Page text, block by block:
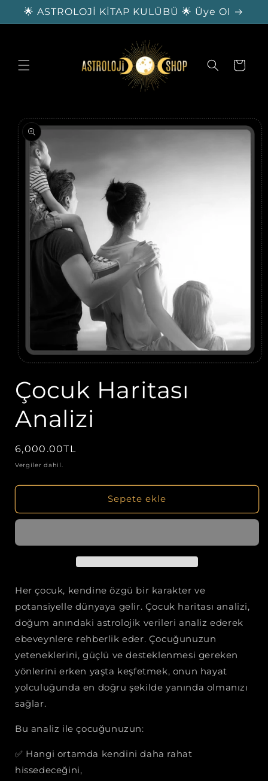
İçeriğe
atla
🌟 ASTROLOJİ KİTAP KULÜBÜ 🌟 Üye Ol
Sepet
bilgisine
atla
modda
oynatın
Çocuk Haritası
Analizi
Normal
fiyat
6,000.00TL
Vergiler dahil.
Sepete ekle
Her çocuk, kendine özgü bir karakter ve
potansiyelle dünyaya gelir. Çocuk haritası analizi,
doğum anındaki astrolojik verileri analiz ederek
ebeveynlere rehberlik eder. Çocuğunuzun
yeteneklerini, güçlü ve desteklenmesi gereken
yönlerini erken yaşta keşfetmek, onun hayat
yolculuğunda en doğru şekilde yanında olmanızı
sağlar.
Bu analiz ile çocuğunuzun:
✅ Hangi ortamda kendini daha rahat
hissedeceğini,